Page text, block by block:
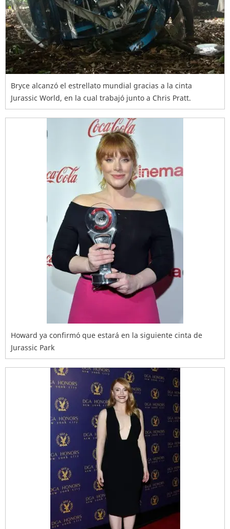
Bryce alcanzó el estrellato mundial gracias a la cinta
Jurassic World, en la cual trabajó junto a Chris Pratt.
Howard ya confirmó que estará en la siguiente cinta de
Jurassic Park